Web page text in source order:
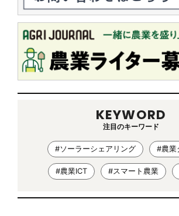
KEYWORD
注目のキーワード
#ソーラーシェアリング #農業
#農業ICT #スマート農業